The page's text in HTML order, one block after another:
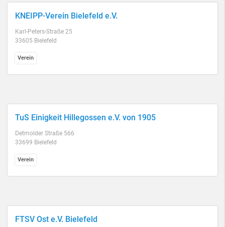
KNEIPP-Verein Bielefeld e.V.
Karl-Peters-Straße 25
33605 Bielefeld
Verein
TuS Einigkeit Hillegossen e.V. von 1905
Detmolder Straße 566
33699 Bielefeld
Verein
FTSV Ost e.V. Bielefeld